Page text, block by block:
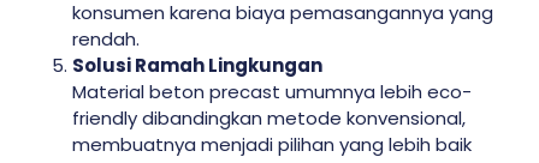
konsumen karena biaya pemasangannya yang
rendah.
Solusi Ramah Lingkungan
Material beton precast umumnya lebih eco-
friendly dibandingkan metode konvensional,
membuatnya menjadi pilihan yang lebih baik